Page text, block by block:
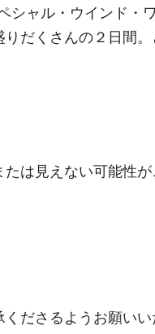
シャル・ウインド・
だくさんの２日間
は見えない可能性が
ださるようお願いい